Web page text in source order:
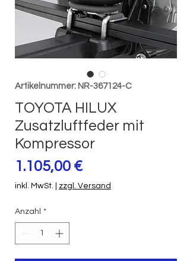
Artikelnummer: NR-367124-C
TOYOTA HILUX
Zusatzluftfeder mit
Kompressor
1.105,00 €Preis
inkl. MwSt. zzgl. Versand
Anzahl *